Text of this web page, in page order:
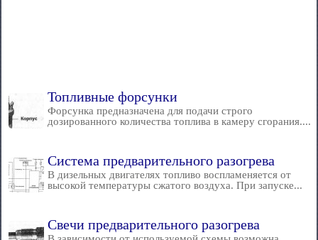
Топливные форсунки
Форсунка предназначена для подачи строго
дозированного количества топлива в камеру сгорания....
Система предварительного разогрева
В дизельных двигателях топливо воспламеняется от
высокой температуры сжатого воздуха. При запуске...
Свечи предварительного разогрева